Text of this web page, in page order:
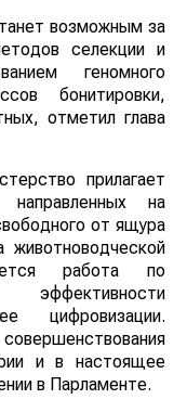
возможным за
селекции и
геномного
бонитировки,
отметил глава
прилагает
на
от ящура
работа по
цифровизации.
и в настоящее
в Парламенте.